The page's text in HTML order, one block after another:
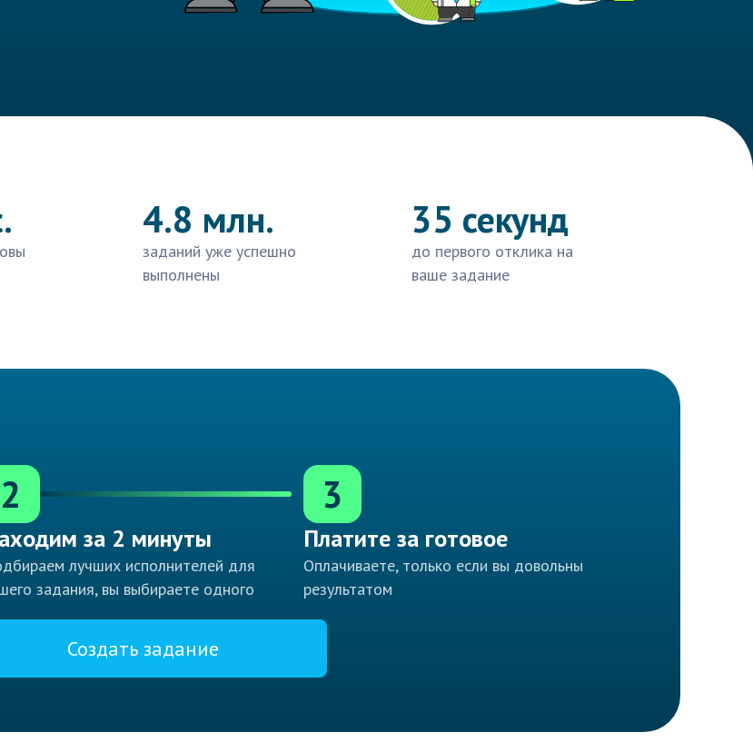
4.8 млн.
заданий уже успешно
выполнены
35 секунд
до первого отклика на
ваше задание
2
за 2 минуты
лучших исполнителей для
задания, вы выбираете одного
3
Платите за готовое
Оплачиваете, только если вы довольны
результатом
Создать задание